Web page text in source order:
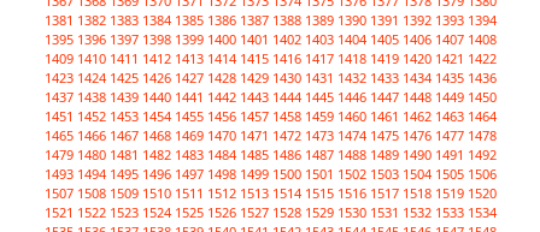
1381 1382 1383 1384 1385 1386 1387 1388 1389 1390 1391 1392 1393 1394
1395 1396 1397 1398 1399 1400 1401 1402 1403 1404 1405 1406 1407 1408
1409 1410 1411 1412 1413 1414 1415 1416 1417 1418 1419 1420 1421 1422
1423 1424 1425 1426 1427 1428 1429 1430 1431 1432 1433 1434 1435 1436
1437 1438 1439 1440 1441 1442 1443 1444 1445 1446 1447 1448 1449 1450
1451 1452 1453 1454 1455 1456 1457 1458 1459 1460 1461 1462 1463 1464
1465 1466 1467 1468 1469 1470 1471 1472 1473 1474 1475 1476 1477 1478
1479 1480 1481 1482 1483 1484 1485 1486 1487 1488 1489 1490 1491 1492
1493 1494 1495 1496 1497 1498 1499 1500 1501 1502 1503 1504 1505 1506
1507 1508 1509 1510 1511 1512 1513 1514 1515 1516 1517 1518 1519 1520
1521 1522 1523 1524 1525 1526 1527 1528 1529 1530 1531 1532 1533 1534